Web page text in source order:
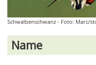
Schwalbenschwanz - Foto: Marc/
Name